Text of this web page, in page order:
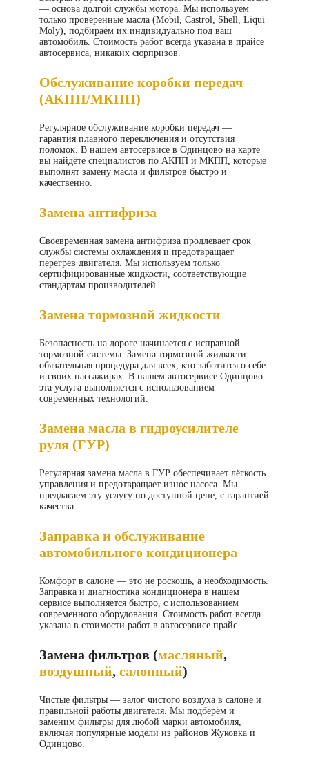
— основа долгой службы мотора. Мы используем
только проверенные масла (Mobil, Castrol, Shell, Liqui
Moly), подбираем их индивидуально под ваш
автомобиль. Стоимость работ всегда указана в прайсе
автосервиса, никаких сюрпризов.
Обслуживание коробки передач
(АКПП/МКПП)
Регулярное обслуживание коробки передач —
гарантия плавного переключения и отсутствия
поломок. В нашем автосервисе в Одинцово на карте
вы найдёте специалистов по АКПП и МКПП, которые
выполнят замену масла и фильтров быстро и
качественно.
Замена антифриза
Своевременная замена антифриза продлевает срок
службы системы охлаждения и предотвращает
перегрев двигателя. Мы используем только
сертифицированные жидкости, соответствующие
стандартам производителей.
Замена тормозной жидкости
Безопасность на дороге начинается с исправной
тормозной системы. Замена тормозной жидкости —
обязательная процедура для всех, кто заботится о себе
и своих пассажирах. В нашем автосервисе Одинцово
эта услуга выполняется с использованием
современных технологий.
Замена масла в гидроусилителе
руля (ГУР)
Регулярная замена масла в ГУР обеспечивает лёгкость
управления и предотвращает износ насоса. Мы
предлагаем эту услугу по доступной цене, с гарантией
качества.
Заправка и обслуживание
автомобильного кондиционера
Комфорт в салоне — это не роскошь, а необходимость.
Заправка и диагностика кондиционера в нашем
сервисе выполняется быстро, с использованием
современного оборудования. Стоимость работ всегда
указана в стоимости работ в автосервисе прайс.
Замена фильтров (масляный,
воздушный, салонный)
Чистые фильтры — залог чистого воздуха в салоне и
правильной работы двигателя. Мы подберём и
заменим фильтры для любой марки автомобиля,
включая популярные модели из районов Жуковка и
Одинцово.